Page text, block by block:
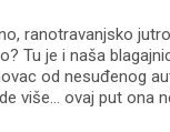
ranotravanjsko
Tu je i naša
od nesuđenog
više… ovaj put ona